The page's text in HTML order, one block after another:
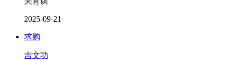
2025-09-21
求购
吉文功